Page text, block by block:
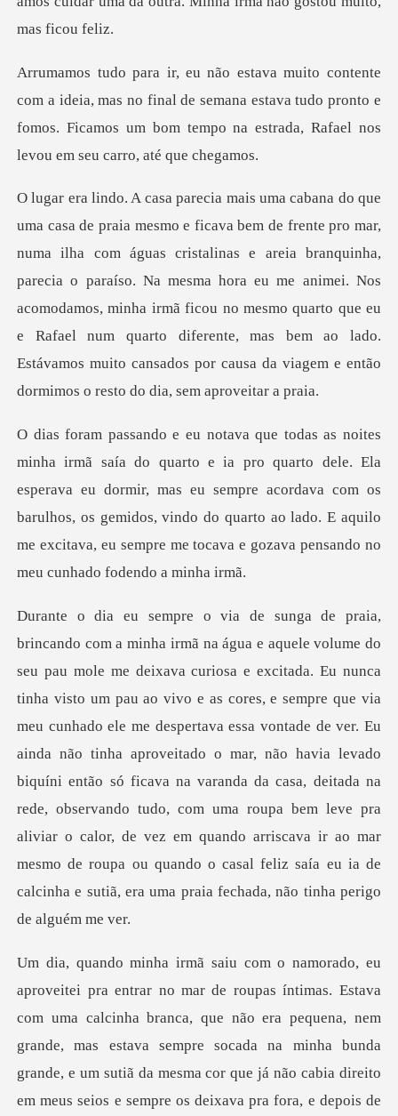
mas no final de semana estava tudo pronto e
fomos. Ficamos um bom
linas e areia branquinha,
parecia o paraí­so. Na mesma hora eu me animei. Nos
acomodamos, minha irmã ficou no mesmo quarto que eu
e Rafael
e. Ela
esperava eu dormir, mas eu sempre acordava com os
barulhos, os gemidos, vindo do quarto ao la
e que via
meu cunhado ele me despertava essa vontade de ver. Eu
ainda não tinha aproveitado o mar, não havia levado
biquí­ni então só ficava na varanda da casa, deitada na
rede, observando tudo, com uma
a, nem
grande, mas estava sempre socada na minha bunda
grande, e um sutiã da mesma cor que já não cabia direito
em meus seios e sempre os deixava pra